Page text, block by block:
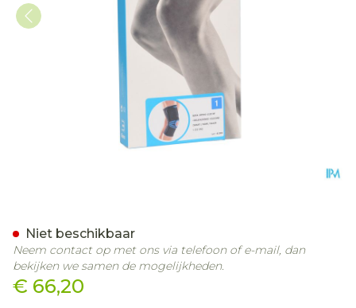
€ 66,20
Niet beschikbaar
Neem contact op met ons via telefoon of e-mail, dan
bekijken we samen de mogelijkheden.